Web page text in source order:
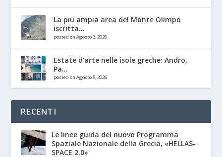
La più ampia area del Monte Olimpo
iscritta...
posted on Agosto 3, 2026
Estate d’arte nelle isole greche: Andro,
Pa...
posted on Agosto 5, 2026
RECENTI
Le linee guida del nuovo Programma
Spaziale Nazionale della Grecia, «HELLAS-
SPACE 2.0»